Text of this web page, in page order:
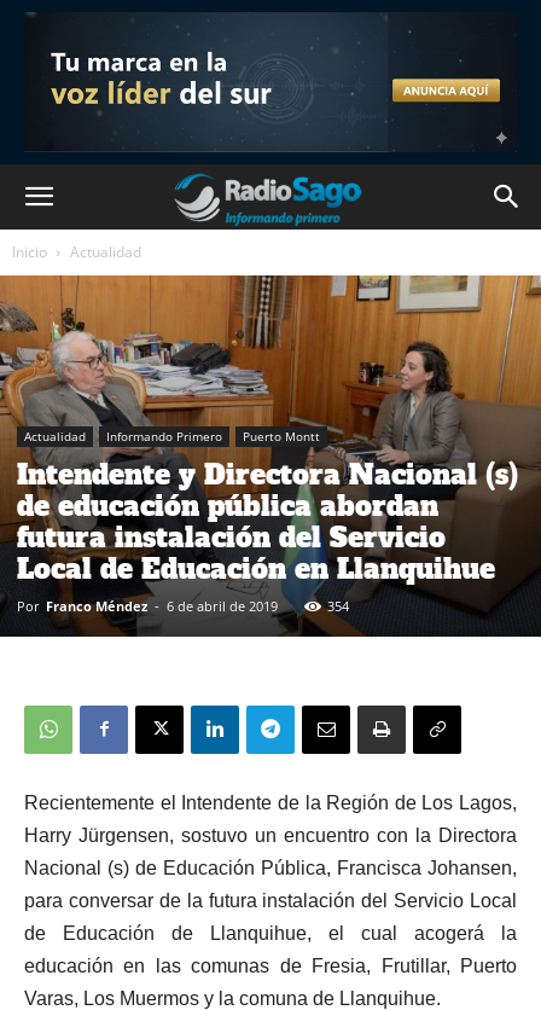
Inicio Actualidad
Actualidad Informando Primero Puerto Montt
Intendente y Directora Nacional (s)
de educación pública abordan
futura instalación del Servicio
Local de Educación en Llanquihue
Por Franco Méndez - 6 de abril de 2019 354
Recientemente el Intendente de la Región de Los Lagos,
Harry Jürgensen, sostuvo un encuentro con la Directora
Nacional (s) de Educación Pública, Francisca Johansen,
para conversar de la futura instalación del Servicio Local
de Educación de Llanquihue, el cual acogerá la
educación en las comunas de Fresia, Frutillar, Puerto
Varas, Los Muermos y la comuna de Llanquihue.